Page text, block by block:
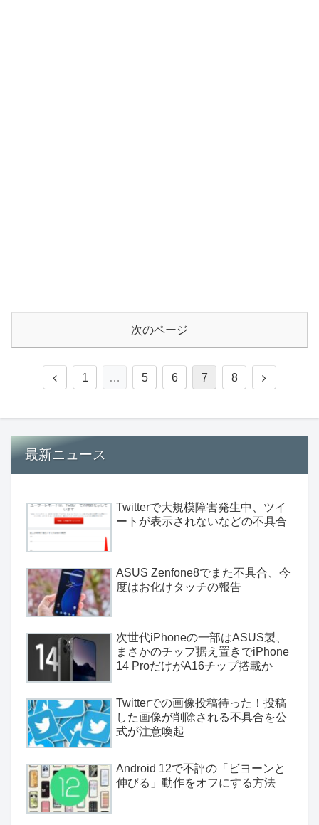
次のページ
1 … 5 6 7 8
最新ニュース
Twitterで大規模障害発生中、ツイ
ートが表示されないなどの不具合
ASUS Zenfone8でまた不具合、今
度はお化けタッチの報告
次世代iPhoneの一部はASUS製、
まさかのチップ据え置きでiPhone
14 ProだけがA16チップ搭載か
Twitterでの画像投稿待った！投稿
した画像が削除される不具合を公
式が注意喚起
Android 12で不評の「ビヨーンと
伸びる」動作をオフにする方法